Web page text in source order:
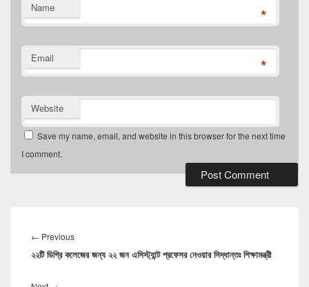
Name *
Email *
Website
Save my name, email, and website in this browser for the next time
I comment.
navigation
← PreviousPrevious
post:
২২টি ডিগ্রি কলেজের জন্য ২২ জন এসিস্ট্যান্ট প্রফেসর নেওয়ার সিদ্ধান্তঃ শিক্ষামন্ত্রী